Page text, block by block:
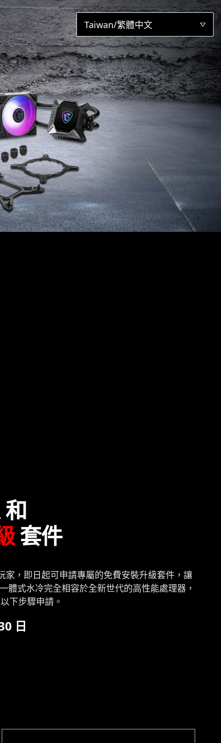
Taiwan/繁體中文
套件
，即日起可申請專屬的免費安裝升級套件，讓
式水冷完全相容於全新世代的高性能處理器，
下步驟申請。
日